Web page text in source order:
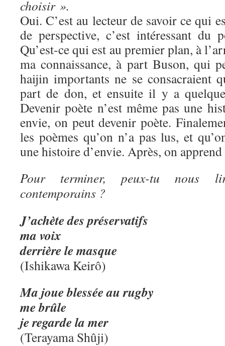
choisir ».
Oui. C’est au lecteur de savoir ce qui
de perspective, c’est intéressant du
Qu’est-ce qui est au premier plan, à
ma connaissance, à part Buson, qui
haijin importants ne se consacraient
part de don, et ensuite il y a
Devenir poète n’est même pas une
envie, on peut devenir poète.
les poèmes qu’on n’a pas lus, et
une histoire d’envie. Après, on
Pour terminer, peux-tu nous
contemporains ?
J’achète des préservatifs
ma voix
derrière le masque
(Ishikawa Keirô)
Ma joue blessée au rugby
me brûle
je regarde la mer
(Terayama Shûji)